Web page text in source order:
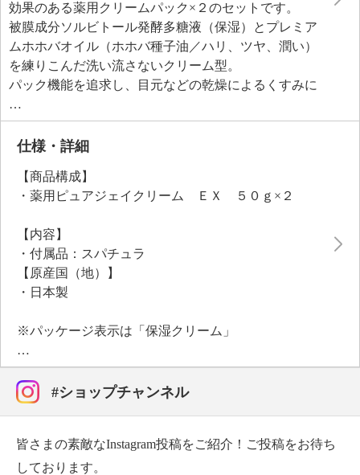
効果のある薬用クリームパック×２のセットです。
被膜成分ソルビトール発酵多糖液（保湿）とプレミア
ムホホバオイル（ホホバ種子油／ハリ、ツヤ、潤い）
を練りこんだ洗い流さないクリーム型。
パック機能を追求し、目元などの乾燥によるくすみに
潤いツヤを与える植物ポリフェノール由来成分グルコ
シルヘスペリジン、潤いを与え、お肌や角質の柔軟性
を保つ甜菜（砂糖大根）由来成分ラフィノース水和物
（１）といった潤いを与え、お肌を整え、肌荒れを防
ぐ２４種類のハーブコンプレックスを厳選して配合し
＜配合／無配合表示＞
合成香料不使用、ノンアルコール、タール系色素不使
仕様・詳細
【商品構成】
・薬用ピュアジェイクリーム ＥＸ ５０ｇ×２
【内容】
・付属品：スパチュラ
【原産国（地）】
・日本製
※パッケージ表示は「保湿クリーム」
#ショップチャンネル
皆さまの素敵なInstagram投稿をご紹介！ご投稿をお待ち
しております。